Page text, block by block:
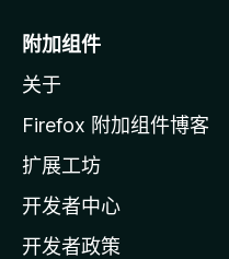
o
i
l
a
主
页
附加组件
关于
Firefox 附加组件博客
扩展工坊
开发者中心
开发者政策